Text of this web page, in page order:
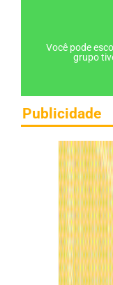
Você pode
grupo
Publicidade